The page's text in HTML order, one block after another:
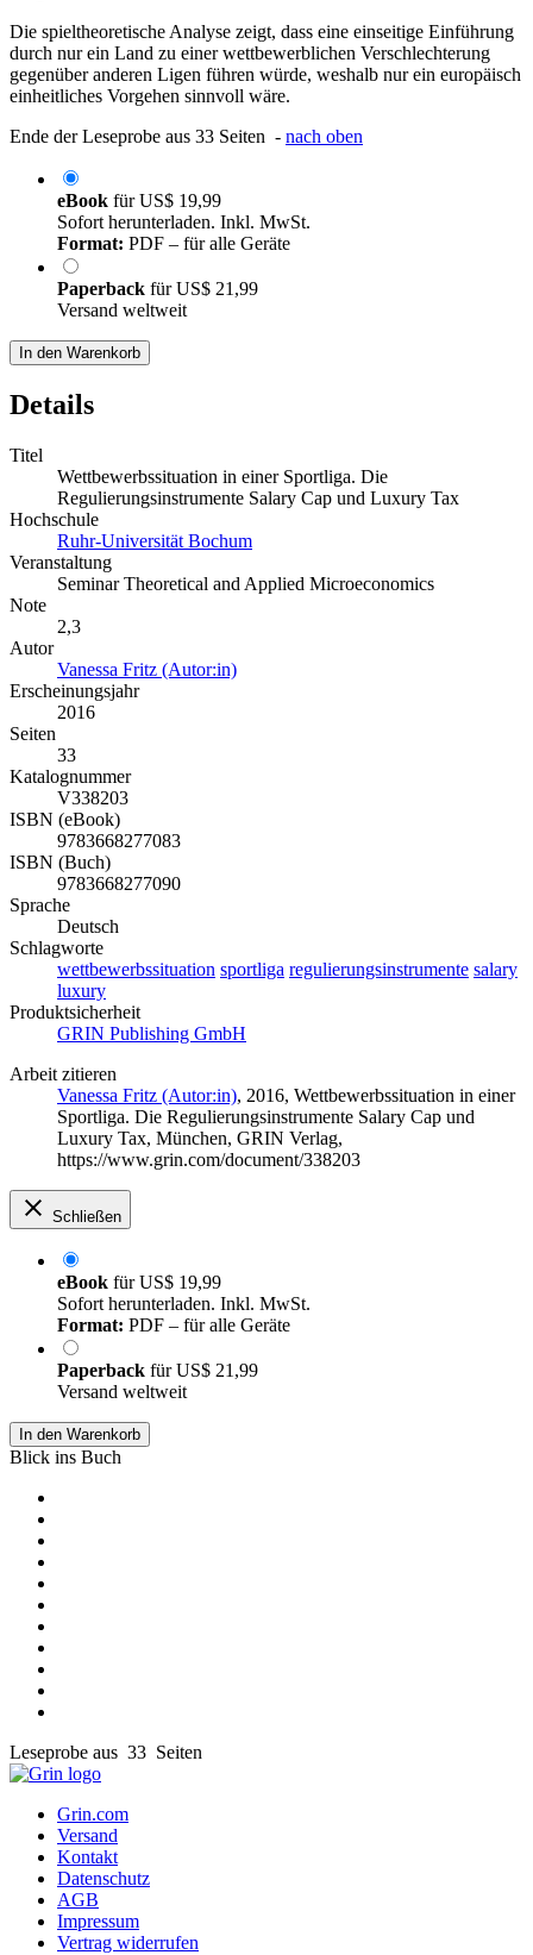
Die spieltheoretische Analyse zeigt, dass eine einseitige Einführung
durch nur ein Land zu einer wettbewerblichen Verschlechterung
gegenüber anderen Ligen führen würde, weshalb nur ein europäisch
einheitliches Vorgehen sinnvoll wäre.
Ende der Leseprobe aus 33 Seiten - nach oben
eBook fürUS$ 19,99
Sofort herunterladen. Inkl. MwSt.
Format: PDF – für alle Geräte
Paperback fürUS$ 21,99
Versand weltweit
In den Warenkorb
Details
Titel
Wettbewerbssituation in einer Sportliga. Die
Regulierungsinstrumente Salary Cap und Luxury Tax
Hochschule
Ruhr-Universität Bochum
Veranstaltung
Seminar Theoretical and Applied Microeconomics
Note
2,3
Autor
Vanessa Fritz (Autor:in)
Erscheinungsjahr
2016
Seiten
33
Katalognummer
V338203
ISBN (eBook)
9783668277083
ISBN (Buch)
9783668277090
Sprache
Deutsch
Schlagworte
wettbewerbssituation sportliga regulierungsinstrumente salary
luxury
Produktsicherheit
GRIN Publishing GmbH
Arbeit zitieren
Vanessa Fritz (Autor:in), 2016, Wettbewerbssituation in einer
Sportliga. Die Regulierungsinstrumente Salary Cap und
Luxury Tax, München, GRIN Verlag,
https://www.grin.com/document/338203
Schließen
eBook fürUS$ 19,99
Sofort herunterladen. Inkl. MwSt.
Format: PDF – für alle Geräte
Paperback fürUS$ 21,99
Versand weltweit
In den Warenkorb
Blick ins Buch
Leseprobe aus 33 Seiten
Grin.com
Versand
Kontakt
Datenschutz
AGB
Impressum
Vertrag widerrufen